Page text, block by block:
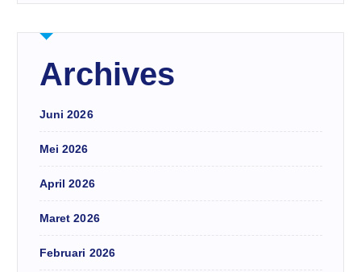
Archives
Juni 2026
Mei 2026
April 2026
Maret 2026
Februari 2026